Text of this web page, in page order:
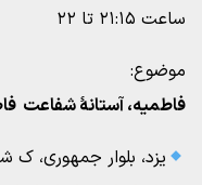
ساعت ۲۱:۱۵ تا ۲۲
موضوع:
فاطمیه، آستانۀ شفاعت
یزد، بلوار جمهوری،